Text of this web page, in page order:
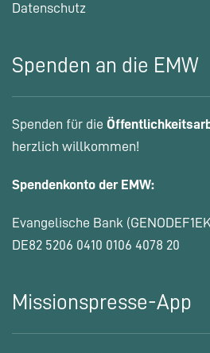
Datenschutz
Spenden an die EMW
Spenden für die
herzlich willkommen!
Spendenkonto der EMW:
Evangelische Bank
DE82 5206 0410 0106 4078 20
Missionspresse-App